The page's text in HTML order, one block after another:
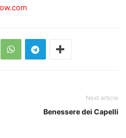
Next article
Benessere dei Capelli